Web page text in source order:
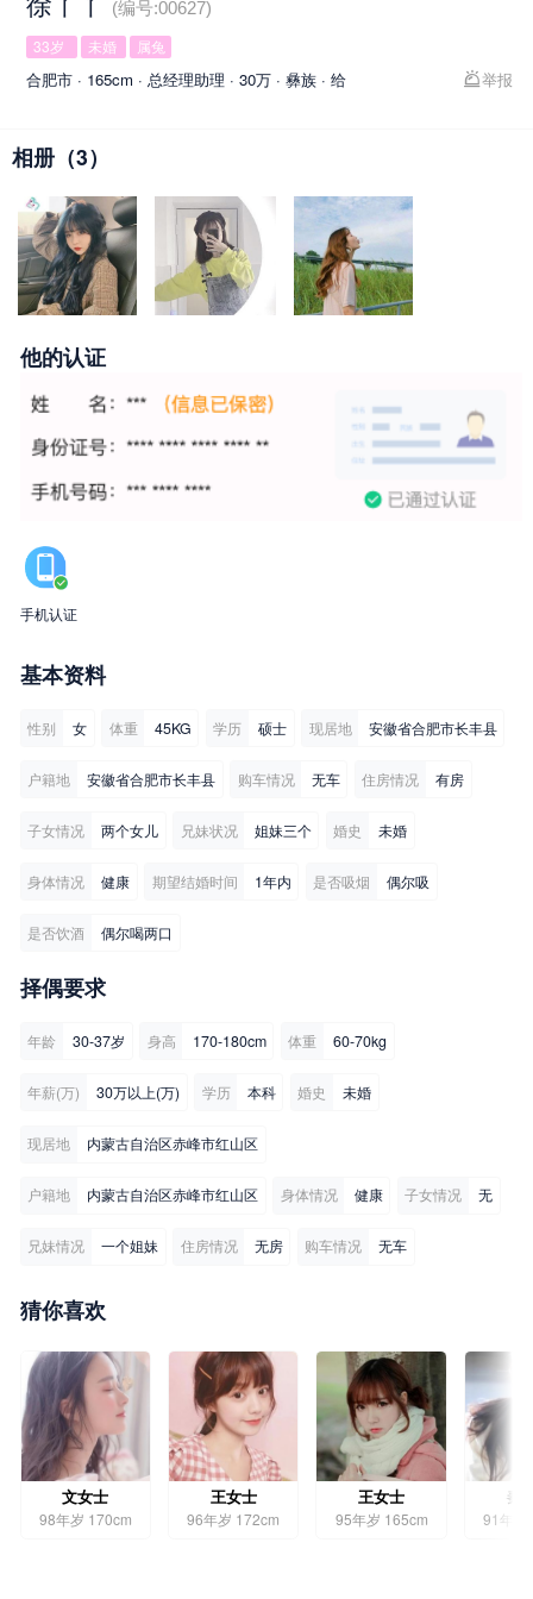
(编号:00627)
33岁
未婚 属兔
合肥市 · 165cm · 总经理助理 · 30万 · 彝族 · 给 举报
相册（3）
他的认证
手机认证
基本资料
性别 女 体重 45KG 学历 硕士 现居地 安徽省合肥市长丰县
户籍地 安徽省合肥市长丰县 购车情况 无车 住房情况 有房
子女情况 两个女儿 兄妹状况 姐妹三个 婚史 未婚
身体情况 健康 期望结婚时间 1年内 是否吸烟 偶尔吸
是否饮酒 偶尔喝两口
择偶要求
年龄 30-37岁 身高 170-180cm 体重 60-70kg
年薪(万) 30万以上(万) 学历 本科 婚史 未婚
现居地 内蒙古自治区赤峰市红山区
户籍地 内蒙古自治区赤峰市红山区 身体情况 健康 子女情况 无
兄妹情况 一个姐妹 住房情况 无房 购车情况 无车
猜你喜欢
文女士
98年岁 170cm
王女士
96年岁 172cm
王女士
95年岁 165cm
秦
91年岁